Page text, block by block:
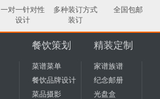
一对一针对性
设计
多种装订方式
装订
全国包邮
餐饮策划
菜谱菜单
餐饮品牌设计
菜品摄影
精装定制
家谱族谱
纪念邮册
光盘盒